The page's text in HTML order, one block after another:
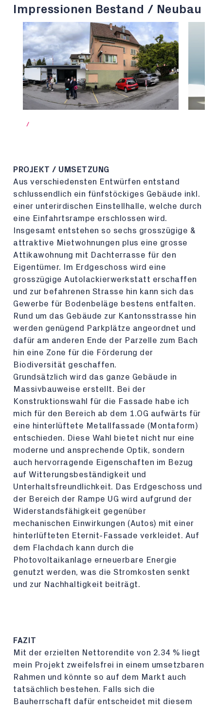
Impressionen Bestand / Neubau
/
PROJEKT / UMSETZUNG
Aus verschiedensten Entwürfen entstand
schlussendlich ein fünfstöckiges Gebäude inkl.
einer unterirdischen Einstellhalle, welche durch
eine Einfahrtsrampe erschlossen wird.
Insgesamt entstehen so sechs grosszügige &
attraktive Mietwohnungen plus eine grosse
Attikawohnung mit Dachterrasse für den
Eigentümer. Im Erdgeschoss wird eine
grosszügige Autolackierwerkstatt erschaffen
und zur befahrenen Strasse hin kann sich das
Gewerbe für Bodenbeläge bestens entfalten.
Rund um das Gebäude zur Kantonsstrasse hin
werden genügend Parkplätze angeordnet und
dafür am anderen Ende der Parzelle zum Bach
hin eine Zone für die Förderung der
Biodiversität geschaffen.
Grundsätzlich wird das ganze Gebäude in
Massivbauweise erstellt. Bei der
Konstruktionswahl für die Fassade habe ich
mich für den Bereich ab dem 1.OG aufwärts für
eine hinterlüftete Metallfassade (Montaform)
entschieden. Diese Wahl bietet nicht nur eine
moderne und ansprechende Optik, sondern
auch hervorragende Eigenschaften im Bezug
auf Witterungsbeständigkeit und
Unterhaltsfreundlichkeit. Das Erdgeschoss und
der Bereich der Rampe UG wird aufgrund der
Widerstandsfähigkeit gegenüber
mechanischen Einwirkungen (Autos) mit einer
hinterlüfteten Eternit-Fassade verkleidet. Auf
dem Flachdach kann durch die
Photovoltaikanlage erneuerbare Energie
genutzt werden, was die Stromkosten senkt
und zur Nachhaltigkeit beiträgt.
FAZIT
Mit der erzielten Nettorendite von 2.34 % liegt
mein Projekt zweifelsfrei in einem umsetzbaren
Rahmen und könnte so auf dem Markt auch
tatsächlich bestehen. Falls sich die
Bauherrschaft dafür entscheidet mit diesem